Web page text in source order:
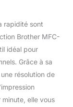
rapidité sont
Brother MFC-
idéal pour
Grâce à sa
résolution de
elle vous